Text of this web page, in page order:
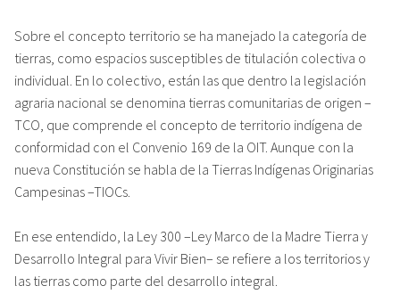
Sobre el concepto territorio se ha manejado la categoría de
tierras, como espacios susceptibles de titulación colectiva o
individual. En lo colectivo, están las que dentro la legislación
agraria nacional se denomina tierras comunitarias de origen –
TCO, que comprende el concepto de territorio indígena de
conformidad con el Convenio 169 de la OIT. Aunque con la
nueva Constitución se habla de la Tierras Indígenas Originarias
Campesinas ­–TIOCs.
En ese entendido, la Ley 300 –Ley Marco de la Madre Tierra y
Desarrollo Integral para Vivir Bien– se refiere a los territorios y
las tierras como parte del desarrollo integral.